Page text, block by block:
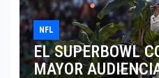
NFL
EL SUPERBOWL
MAYOR